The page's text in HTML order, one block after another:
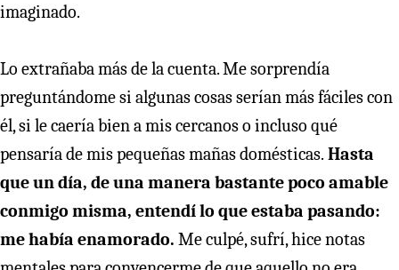
imaginado.
Lo extrañaba más de la cuenta. Me sorprendía
preguntándome si algunas cosas serían más fáciles con
él, si le caería bien a mis cercanos o incluso qué
pensaría de mis pequeñas mañas domésticas. Hasta
que un día, de una manera bastante poco amable
conmigo misma, entendí lo que estaba pasando:
me había enamorado. Me culpé, sufrí, hice notas